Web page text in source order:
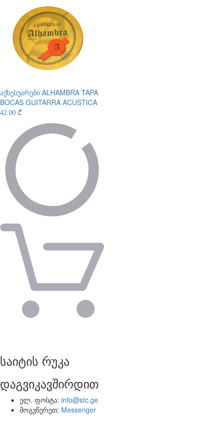
აქსესუარები ALHAMBRA TAPA
BOCAS GUITARRA ACUSTICA
42.00 ₾
საიტის რუკა
დაგვიკავშირდით
ელ. ფოსტა: info@stc.ge
მოგვწერეთ: Messenger